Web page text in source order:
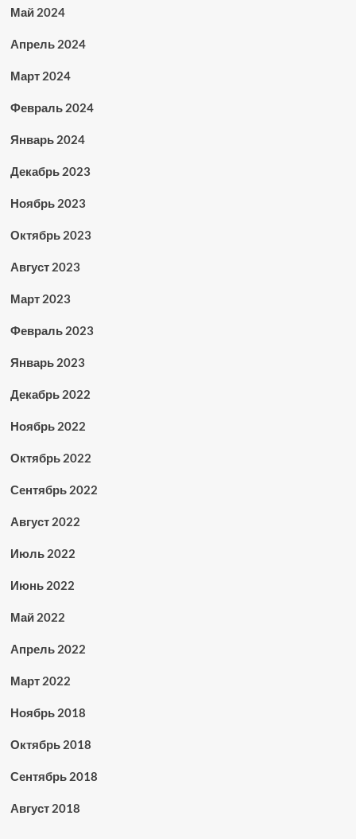
Май 2024
Апрель 2024
Март 2024
Февраль 2024
Январь 2024
Декабрь 2023
Ноябрь 2023
Октябрь 2023
Август 2023
Март 2023
Февраль 2023
Январь 2023
Декабрь 2022
Ноябрь 2022
Октябрь 2022
Сентябрь 2022
Август 2022
Июль 2022
Июнь 2022
Май 2022
Апрель 2022
Март 2022
Ноябрь 2018
Октябрь 2018
Сентябрь 2018
Август 2018